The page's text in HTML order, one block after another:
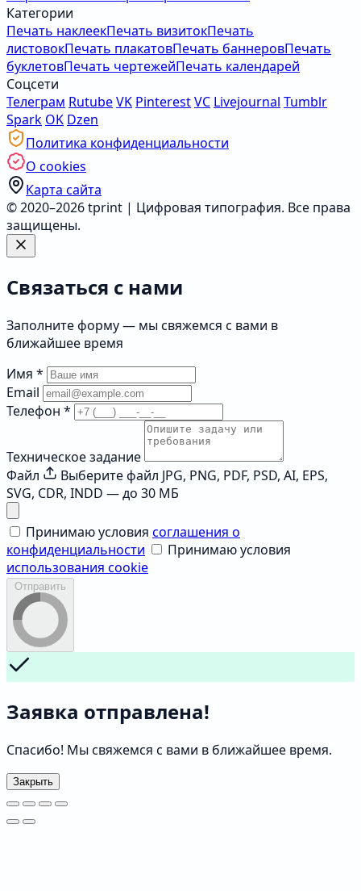
Категории
Печать наклеекПечать визитокПечать
листовокПечать плакатовПечать баннеровПечать
буклетовПечать чертежейПечать календарей
Соцсети
Телеграм RutubeVK PinterestVC Livejournal Tumblr
Spark OK Dzen
Политика конфиденциальности
О cookies
Карта сайта
© 2020–2026 tprint | Цифровая типография. Все права
защищены.
Связаться с нами
Заполните форму — мы свяжемся с вами в
ближайшее время
Имя *
Email
Телефон *
Техническое задание
Файл
Выберите файл JPG, PNG, PDF, PSD, AI, EPS,
SVG, CDR, INDD — до 30 МБ
Принимаю условия соглашения о
конфиденциальности
Принимаю условия
использования cookie
Отправить
Заявка отправлена!
Спасибо! Мы свяжемся с вами в ближайшее время.
Закрыть